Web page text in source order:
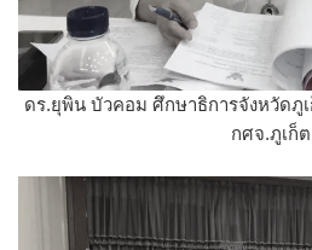
ดร.ยุพิน บัวคอม ศึกษาธิการจังหวัดภู
กศจ.ภูเก็ต